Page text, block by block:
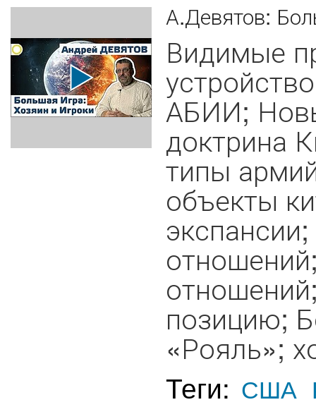
А.Девятов:
Видимые
АБИИ;
доктрина
типы
объекты
позицию;
«Рояль»;
Теги: США